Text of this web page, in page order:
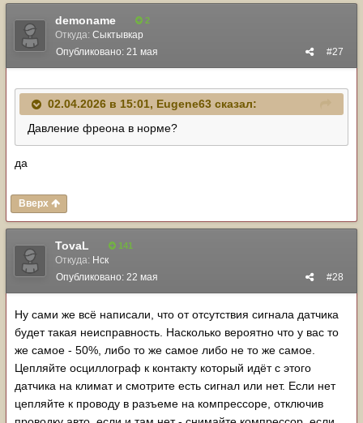
demoname 2
Откуда: Сыктывкар
#27
Опубликовано: 21 мая
02.04.2026 в 15:01, Eugene63 сказал:
Давление фреона в норме?
да
Вверх
TovaL 141
Откуда: Нск
#28
Опубликовано: 22 мая
Ну сами же всё написали, что от отсутствия сигнала датчика
будет такая неисправность. Насколько вероятно что у вас то
же самое - 50%, либо то же самое либо не то же самое.
Цепляйте осциллограф к контакту который идёт с этого
датчика на климат и смотрите есть сигнал или нет. Если нет
цепляйте к проводу в разъеме на компрессоре, отключив